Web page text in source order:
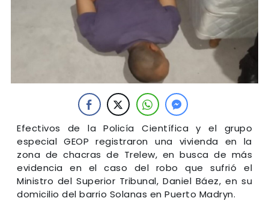
Efectivos de la Policía Científica y el grupo
especial GEOP registraron una vivienda en la
zona de chacras de Trelew, en busca de más
evidencia en el caso del robo que sufrió el
Ministro del Superior Tribunal, Daniel Báez, en su
domicilio del barrio Solanas en Puerto Madryn.